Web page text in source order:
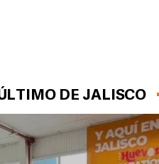
DE JALISCO